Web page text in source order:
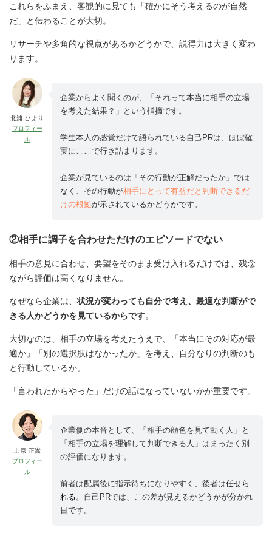
これらをふまえ、客観的に見ても「確かにそう考えるのが自然
だ」と伝わることが大切。
リサーチや多角的な視点があるかどうかで、説得力は大きく変わ
ります。
北浦 ひより
プロフィー
ル
企業からよく聞くのが、「それって本当に相手の立場
を考えた結果？」という指摘です。
学生本人の感覚だけで語られている自己PRは、ほぼ確
実にここで行き詰まります。
企業が見ているのは「その行動が正解だったか」では
なく、その行動が相手にとって有益だと判断できるだ
けの根拠が示されているかどうかです。
②相手に調子を合わせただけのエピソードでない
相手の意見に合わせ、要望をそのまま受け入れるだけでは、残念
ながら評価は高くなりません。
なぜなら企業は、状況が変わっても自分で考え、最適な判断がで
きる人かどうかを見ているからです。
大切なのは、相手の立場を考えたうえで、「本当にその対応が最
適か」「別の選択肢はなかったか」を考え、自分なりの判断のも
と行動しているか。
「言われたからやった」だけの話になっていないかが重要です。
上原 正嵩
プロフィー
ル
企業側の本音として、「相手の顔色を見て動く人」と
「相手の立場を理解して判断できる人」はまったく別
の評価になります。
前者は配属後に指示待ちになりやすく、後者は任せら
れる。自己PRでは、この差が見えるかどうかが分かれ
目です。